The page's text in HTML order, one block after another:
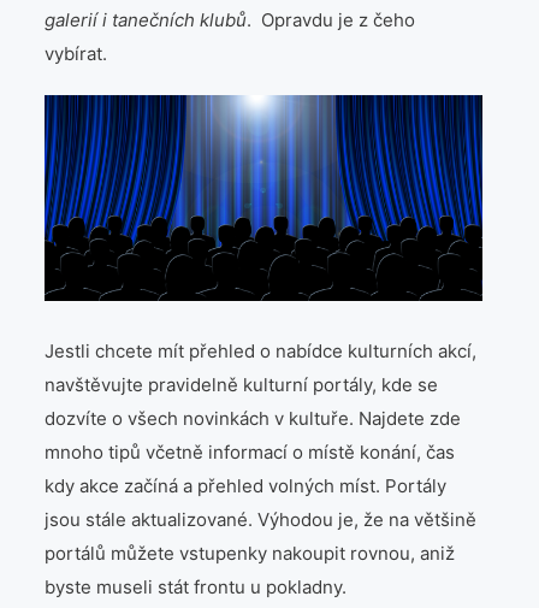
Zvířata
galerií i tanečních klubů. Opravdu je z čeho
vybírat.
Jestli chcete mít přehled o nabídce kulturních akcí,
navštěvujte pravidelně kulturní portály, kde se
dozvíte o všech novinkách v kultuře. Najdete zde
mnoho tipů včetně informací o místě konání, čas
kdy akce začíná a přehled volných míst. Portály
jsou stále aktualizované. Výhodou je, že na většině
portálů můžete vstupenky nakoupit rovnou, aniž
byste museli stát frontu u pokladny.